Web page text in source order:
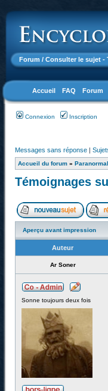
Forum / Consulter le sujet -
Accueil FAQ Forum
Connexion Inscription
Messages sans réponse |
Accueil du forum » Paranormal
Témoignages
Aperçu avant impression
Auteur
Ar Soner
Sonne toujours deux fois